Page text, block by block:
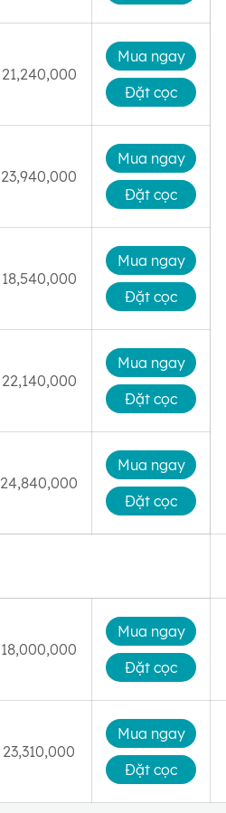
21,240,000
Mua ngay
Đặt cọc
23,940,000
Mua ngay
Đặt cọc
18,540,000
Mua ngay
Đặt cọc
22,140,000
Mua ngay
Đặt cọc
24,840,000
Mua ngay
Đặt cọc
18,000,000
Mua ngay
Đặt cọc
23,310,000
Mua ngay
Đặt cọc